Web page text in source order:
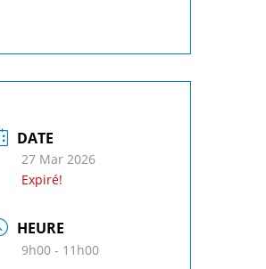
DATE
27 Mar 2026
Expiré!
HEURE
9h00 - 11h00